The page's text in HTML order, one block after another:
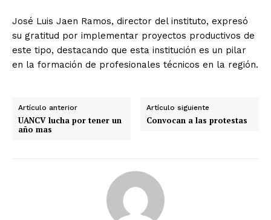
José Luis Jaen Ramos, director del instituto, expresó
su gratitud por implementar proyectos productivos de
este tipo, destacando que esta institución es un pilar
en la formación de profesionales técnicos en la región.
Artículo anterior
UANCV lucha por tener un
año mas
Artículo siguiente
Convocan a las protestas